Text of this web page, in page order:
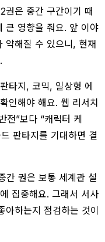
권은 중간 구간이기 때
큰 영향을 줘요. 앞 이야
약해질 수 있으니, 현재
타지, 코믹, 일상형 에
인해야 해요. 웹 리서치
전”보다 “캐릭터 케
판타지를 기대하면 결
간 권은 보통 세계관 설
집중해요. 그래서 서사
아하는지 점검하는 것이